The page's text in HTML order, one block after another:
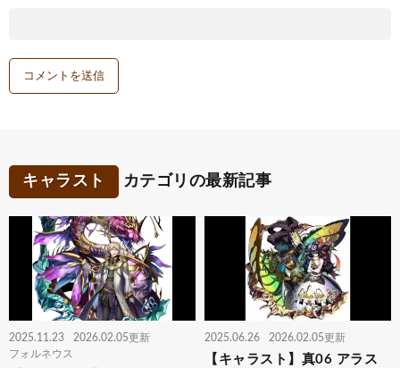
キャラスト カテゴリの最新記事
2025.11.23
2026.02.05更新
フォルネウス
2025.06.26 2026.02.05更新
【キャラスト】真06 アラス